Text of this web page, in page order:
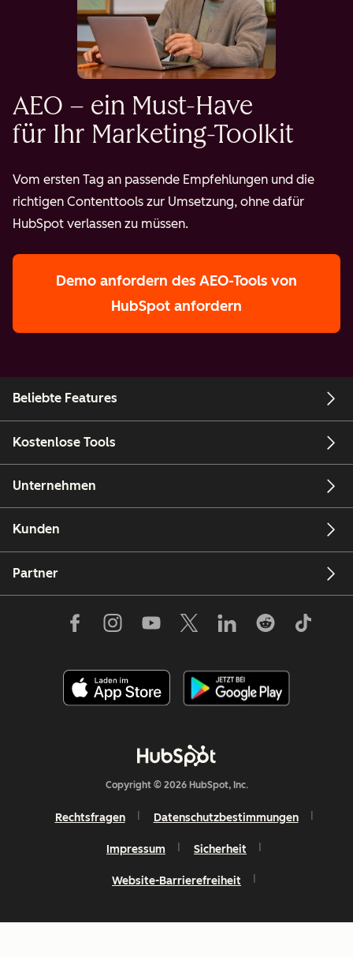
AEO – ein Must-Have
für Ihr Marketing-Toolkit
Vom ersten Tag an passende Empfehlungen und die
richtigen Contenttools zur Umsetzung, ohne dafür
HubSpot verlassen zu müssen.
Demo anfordern des AEO-Tools von
HubSpot anfordern
Beliebte Features
Kostenlose Tools
Unternehmen
Kunden
Partner
Copyright © 2026 HubSpot, Inc.
Rechtsfragen Datenschutzbestimmungen
Impressum Sicherheit
Website-Barrierefreiheit